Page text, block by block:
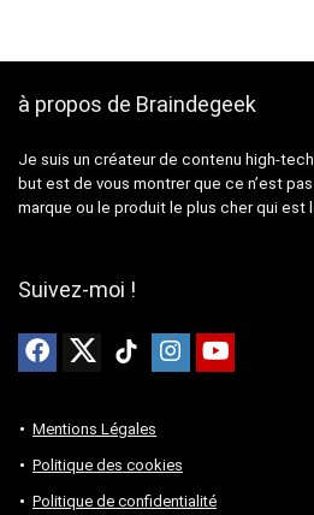
à propos de Braindegeek
Je suis un créateur de contenu high-
but est de vous montrer que ce n’est
marque ou le produit le plus cher qui est
Suivez-moi !
Mentions Légales
Politique des cookies
Politique de confidentialité